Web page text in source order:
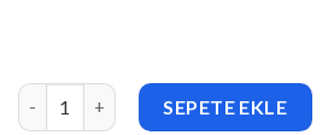
WooCommerce Anti-Fraud (v7.2.0) adet
SEPETE EKLE